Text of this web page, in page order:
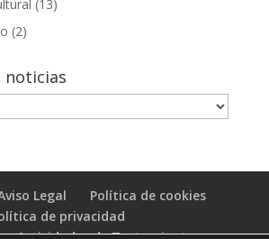
(13)
(2)
noticias
Legal
Política de cookies
de privacidad